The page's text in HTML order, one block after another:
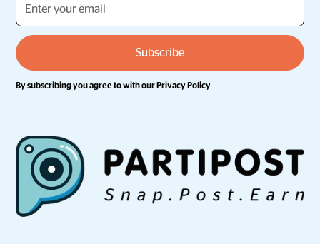
By subscribing you agree to with ourPrivacy Policy